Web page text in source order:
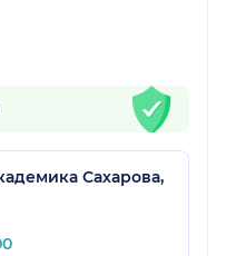
Сахарова,